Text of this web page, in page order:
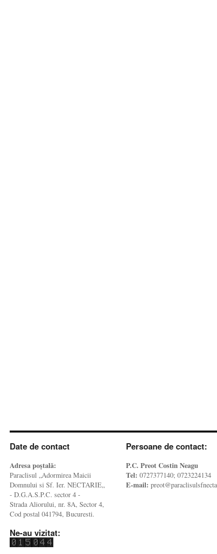
Date de contact
Adresa poştală:
Paraclisul „Adormirea Maicii
Domnului si Sf. Ier. NECTARIE„
- D.G.A.S.P.C. sector 4 -
Strada Aliorului, nr. 8A, Sector 4,
Cod postal 041794, Bucuresti.
Ne-au vizitat:
Persoane de contact:
P.C. Preot Costin Neagu
Tel: 0727377140; 0723224134
E-mail: